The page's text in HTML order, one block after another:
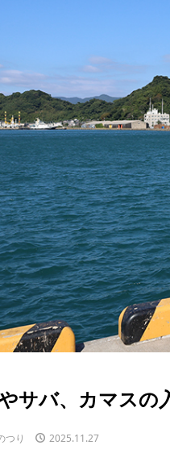
サバ、カマスの
つり 2025.11.27